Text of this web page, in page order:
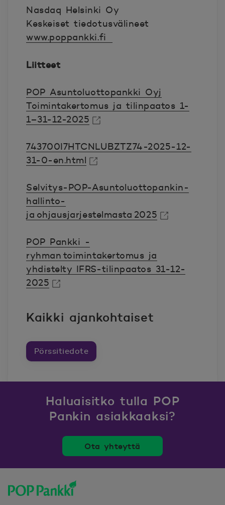
Nasdaq Helsinki Oy
Keskeiset tiedotusvälineet
www.poppankki.fi
Liitteet
POP Asuntoluottopankki Oyj
Toimintakertomus ja tilinpaatos 1-
1–31-12-2025
743700I7HTCNLUBZTZ74-2025-12-
31-0-en.html
Selvitys-POP-Asuntoluottopankin-
hallinto-
ja ohjausjarjestelmasta 2025
POP Pankki -
ryhman toimintakertomus ja
yhdistelty IFRS-tilinpaatos 31-12-
2025
Kaikki ajankohtaiset
Pörssitiedote
Haluaisitko tulla POP
Pankin asiakkaaksi?
Ota yhteyttä